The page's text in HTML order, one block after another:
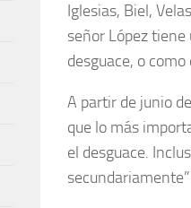
Iglesias, Biel,
señor López tiene
desguace, o
A partir de junio
que lo más
el desguace.